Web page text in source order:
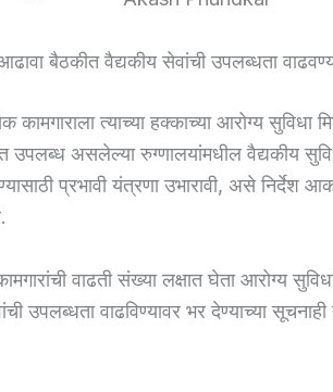
बैठकीत वैद्यकीय सेवांची उपलब्धता
कामगाराला त्याच्या हक्काच्या आरोग्य सुविधा
उपलब्ध असलेल्या रुग्णालयांमधील वैद्यकीय
प्रभावी यंत्रणा उभारावी, असे
वाढती संख्या लक्षात घेता आरोग्य
उपलब्धता वाढविण्यावर भर देण्याच्या